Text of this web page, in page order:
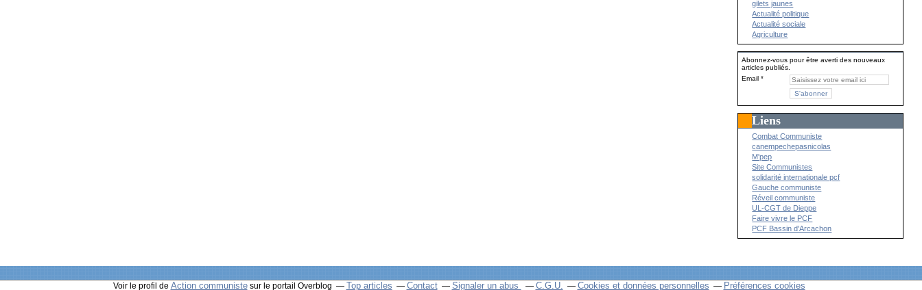
gilets jaunes
Actualité politique
Actualité sociale
Agriculture
Abonnez-vous pour être averti des nouveaux
articles publiés.
Email
Liens
Combat Communiste
canempechepasnicolas
M'pep
Site Communistes
solidarité internationale pcf
Gauche communiste
Réveil communiste
UL-CGT de Dieppe
Faire vivre le PCF
PCF Bassin d'Arcachon
Voir le profil de Action communistesur le portail Overblog Top articles Contact Signaler un abus C.G.U. Cookies et données personnelles Préférences cookies